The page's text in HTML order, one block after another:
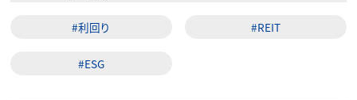
#利回り #REIT
#ESG